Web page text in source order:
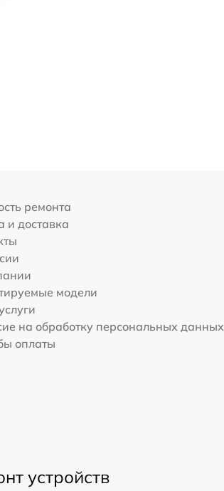
ремонта
и доставка
модели
на обработку персональных данных
оплаты
устройств